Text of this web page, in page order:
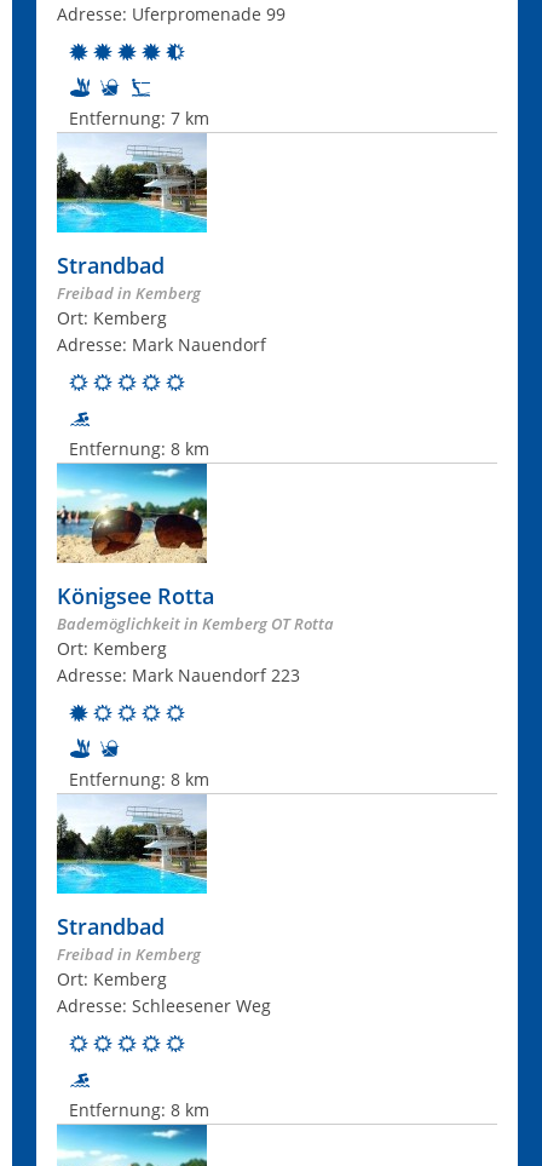
Adresse: Uferpromenade 99
Entfernung: 7 km
Strandbad
Freibad in Kemberg
Ort: Kemberg
Adresse: Mark Nauendorf
Entfernung: 8 km
Königsee Rotta
Bademöglichkeit in Kemberg OT Rotta
Ort: Kemberg
Adresse: Mark Nauendorf 223
Entfernung: 8 km
Strandbad
Freibad in Kemberg
Ort: Kemberg
Adresse: Schleesener Weg
Entfernung: 8 km